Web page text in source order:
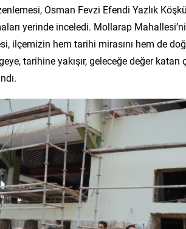
Osman Fevzi Efendi Yazlık
yerinde inceledi. Mollarap
ilçemizin hem tarihi mirasını hem de
tarihine yakışır, geleceğe değer